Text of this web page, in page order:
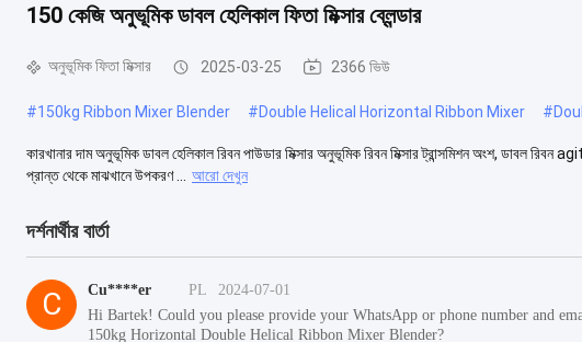
150 কেজি অনুভূমিক ডাবল হেলিকাল ফিতা মিক্সার ব্লেন্ডার
অনুভূমিক ফিতা মিক্সার 2025-03-25 2366 ভিউ
#150kg Ribbon Mixer Blender #Double Helical Horizontal Ribbon Mixer #
কারখানার দাম অনুভূমিক ডাবল হেলিকাল রিবন পাউডার মিক্সার অনুভূমিক রিবন মিক্সার ট্রান্সমিশন অংশ, ডাবল
প্রান্ত থেকে মাঝখানে উপকরণ ...
আরো দেখুন
দর্শনার্থীর বার্তা
C Cu****er PL
2024-07-01
Hi Bartek! Could you please provide your WhatsApp or phone number and
150kg Horizontal Double Helical Ribbon Mixer Blender?